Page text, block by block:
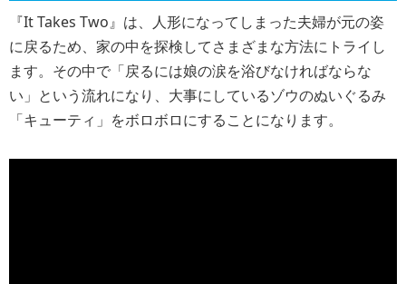
『It Takes Two』は、人形になってしまった夫婦が元の姿
に戻るため、家の中を探検してさまざまな方法にトライし
ます。その中で「戻るには娘の涙を浴びなければならな
い」という流れになり、大事にしているゾウのぬいぐるみ
「キューティ」をボロボロにすることになります。